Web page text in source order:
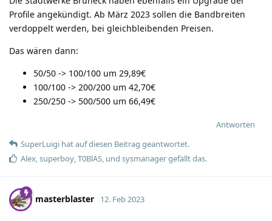
Profile angekündigt. Ab März 2023 sollen die Bandbreiten
verdoppelt werden, bei gleichbleibenden Preisen.
Das wären dann:
50/50 -> 100/100 um 29,89€
100/100 -> 200/200 um 42,70€
250/250 -> 500/500 um 66,49€
Antworten
SuperLuigi hatauf diesen Beitrag geantwortet.
Alex,superboy,T0BlAS, und sysmanagergefällt das.
masterblaster 12. Feb 2023